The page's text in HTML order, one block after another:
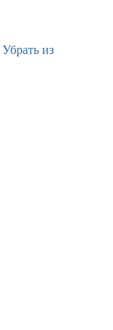
Убрать из